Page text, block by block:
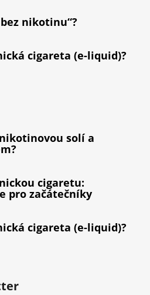
nikotinu“?
cigareta (e-liquid)?
solí a
cigaretu:
pro začátečníky
cigareta (e-liquid)?